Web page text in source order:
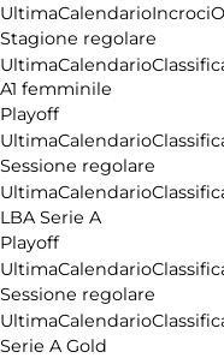
UltimaCalendarioIncroci
Stagione regolare
UltimaCalendario
A1 femminile
Playoff
UltimaCalendario
Sessione regolare
UltimaCalendario
LBA Serie A
Playoff
UltimaCalendario
Sessione regolare
UltimaCalendario
Serie A Gold